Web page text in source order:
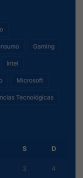
Gaming
Intel
Microsoft
Tecnológicas
S D
3 4